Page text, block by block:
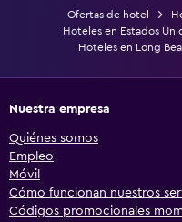
Ofertas de hotel
Hoteles en Estados
Hoteles en Long
Nuestra empresa
Quiénes somos
Empleo
Móvil
Cómo funcionan nuestros
Códigos promocionales